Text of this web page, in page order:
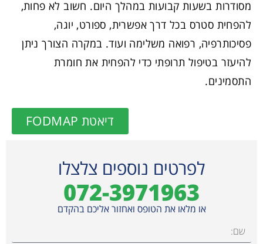
מסודרות בשעות קבועות במהלך היום. חשוב לא פחות,
להפחית סטרס בכל דרך אפשרית, ספורט, יוגה,
פסיכותרפיה, רפואה משלימה ועוד. במקרה הצורך ניתן
להיעזר בטיפול תרופתי כדי להפחית את חומרת
התסמינים.
דיאטת FODMAP
לפרטים נוספים צלצלו
072-3971963
או מלאו את הטופס ואחזור אליכם בהקדם